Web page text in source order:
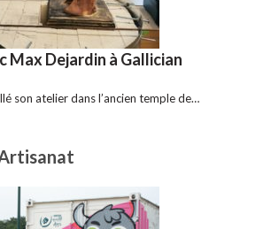
Max Dejardin à Gallician
son atelier dans l’ancien temple de…